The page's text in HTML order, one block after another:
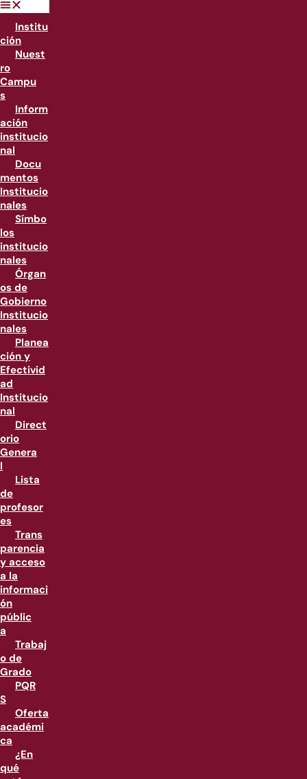
Institu
ción
Nuest
ro
Campu
s
Inform
ación
institucio
nal
Docu
mentos
Institucio
nales
Símbo
los
institucio
nales
Órgan
os de
Gobierno
Institucio
nales
Planea
ción y
Efectivid
ad
Institucio
nal
Direct
orio
Genera
l
Lista
de
profesor
es
Trans
parencia
y acceso
a la
informaci
ón
públic
a
Trabaj
o de
Grado
PQR
S
Oferta
académi
ca
¿En
qué